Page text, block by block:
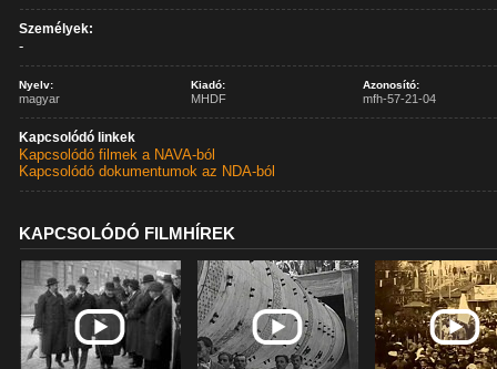
Személyek:
-
Nyelv:
magyar
Kiadó:
MHDF
Azonosító:
mfh-57-21-04
Kapcsolódó linkek
Kapcsolódó filmek a NAVA-ból
Kapcsolódó dokumentumok az NDA-ból
KAPCSOLÓDÓ FILMHÍREK